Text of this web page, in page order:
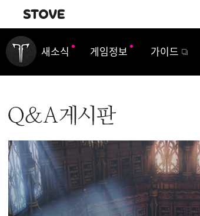
내비게이션
새소식 게임정보 가이드